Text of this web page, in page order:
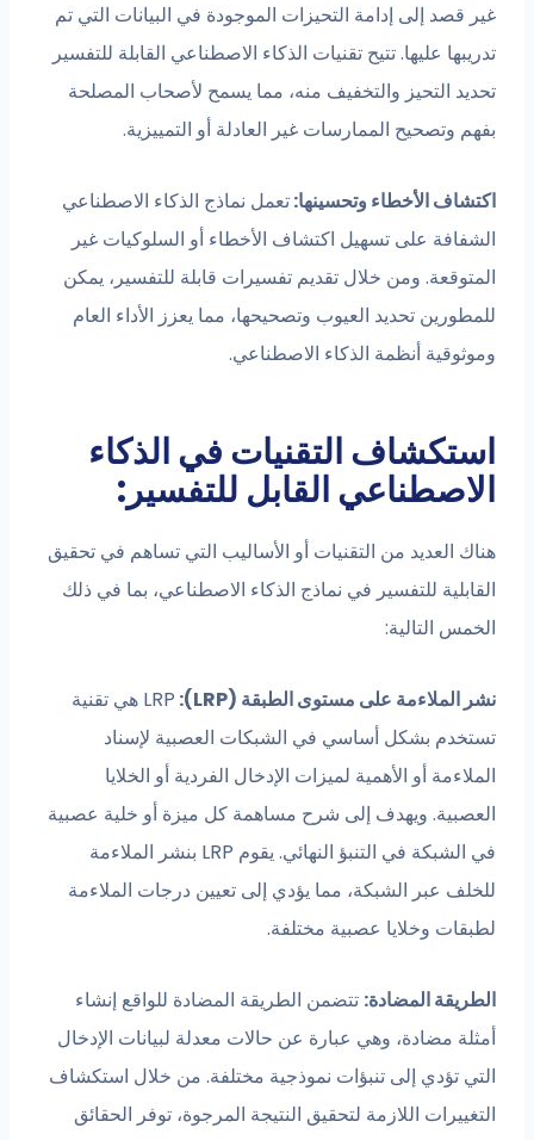
غير قصد إلى إدامة التحيزات الموجودة في البيانات التي تم
تدريبها عليها. تتيح تقنيات الذكاء الاصطناعي القابلة للتفسير
تحديد التحيز والتخفيف منه، مما يسمح لأصحاب المصلحة
بفهم وتصحيح الممارسات غير العادلة أو التمييزية.
اكتشاف الأخطاء وتحسينها:تعمل نماذج الذكاء الاصطناعي
الشفافة على تسهيل اكتشاف الأخطاء أو السلوكيات غير
المتوقعة. ومن خلال تقديم تفسيرات قابلة للتفسير، يمكن
للمطورين تحديد العيوب وتصحيحها، مما يعزز الأداء العام
وموثوقية أنظمة الذكاء الاصطناعي.
استكشاف التقنيات في الذكاء
الاصطناعي القابل للتفسير:
هناك العديد من التقنيات أو الأساليب التي تساهم في تحقيق
القابلية للتفسير في نماذج الذكاء الاصطناعي، بما في ذلك
الخمس التالية:
نشر الملاءمة على مستوى الطبقة (LRP):
LRP هي تقنية
تستخدم بشكل أساسي في الشبكات العصبية لإسناد
الملاءمة أو الأهمية لميزات الإدخال الفردية أو الخلايا
العصبية. ويهدف إلى شرح مساهمة كل ميزة أو خلية عصبية
في الشبكة في التنبؤ النهائي. يقوم LRP بنشر الملاءمة
للخلف عبر الشبكة، مما يؤدي إلى تعيين درجات الملاءمة
لطبقات وخلايا عصبية مختلفة.
الطريقة المضادة: تتضمن الطريقة المضادة للواقع إنشاء
أمثلة مضادة، وهي عبارة عن حالات معدلة لبيانات الإدخال
التي تؤدي إلى تنبؤات نموذجية مختلفة. من خلال استكشاف
التغييرات اللازمة لتحقيق النتيجة المرجوة، توفر الحقائق